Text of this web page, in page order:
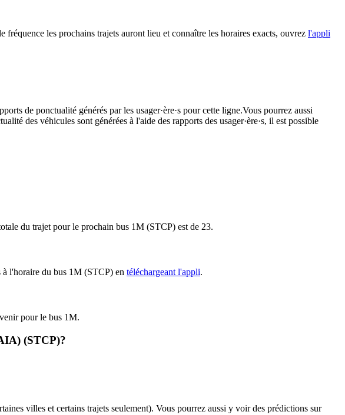
les prochains trajets auront lieu et connaître les horaires exacts, ouvrez l'appli
de ponctualité générés par les usager·ère·s pour cette ligne.Vous pourrez aussi
des véhicules sont générées à l'aide des rapports des usager·ère·s, il est possible
du trajet pour le prochain bus 1M (STCP) est de 23.
à l'horaire du bus 1M (STCP) en téléchargeant l'appli.
pour le bus 1M.
(STCP)?
villes et certains trajets seulement). Vous pourrez aussi y voir des prédictions sur